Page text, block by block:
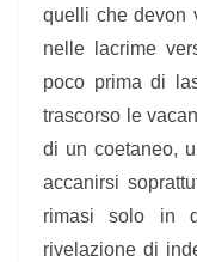
quelli che devon
nelle lacrime
poco prima di
trascorso le
di un coetaneo,
accanirsi
rimasi solo in
rivelazione di